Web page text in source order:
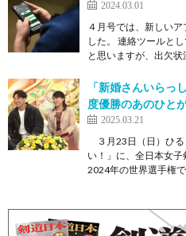
2024.03.01
４月号では、新しい
した。 連絡ツールと
と思いますが、出欠
「新婚さんいらっ
度優勝のあのひと
2025.03.21
３月23日（日）ひる
い！」に、全日本女
2024年の世界選手権